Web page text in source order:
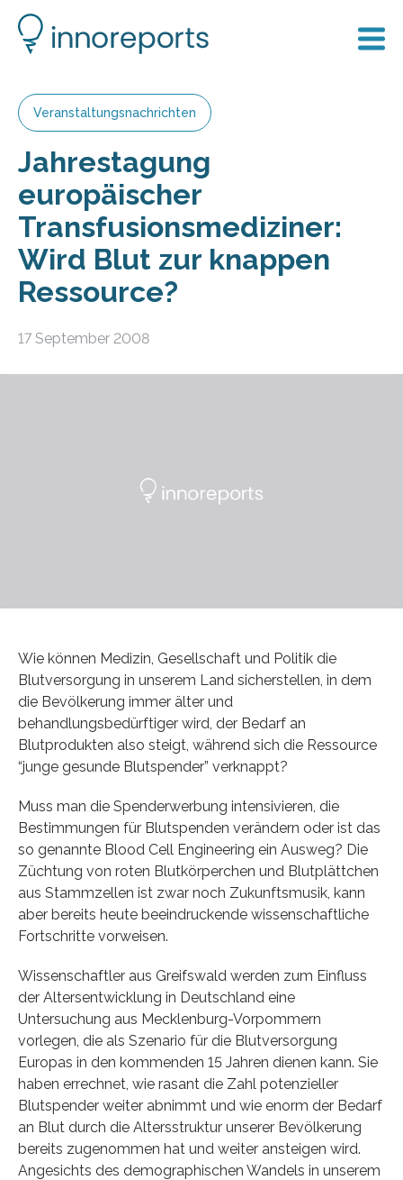
Veranstaltungsnachrichten
Jahrestagung
europäischer
Transfusionsmediziner:
Wird Blut zur knappen
Ressource?
17 September 2008
Wie können Medizin, Gesellschaft und Politik die
Blutversorgung in unserem Land sicherstellen, in dem
die Bevölkerung immer älter und
behandlungsbedürftiger wird, der Bedarf an
Blutprodukten also steigt, während sich die Ressource
“junge gesunde Blutspender” verknappt?
Muss man die Spenderwerbung intensivieren, die
Bestimmungen für Blutspenden verändern oder ist das
so genannte Blood Cell Engineering ein Ausweg? Die
Züchtung von roten Blutkörperchen und Blutplättchen
aus Stammzellen ist zwar noch Zukunftsmusik, kann
aber bereits heute beeindruckende wissenschaftliche
Fortschritte vorweisen.
Wissenschaftler aus Greifswald werden zum Einfluss
der Altersentwicklung in Deutschland eine
Untersuchung aus Mecklenburg-Vorpommern
vorlegen, die als Szenario für die Blutversorgung
Europas in den kommenden 15 Jahren dienen kann. Sie
haben errechnet, wie rasant die Zahl potenzieller
Blutspender weiter abnimmt und wie enorm der Bedarf
an Blut durch die Altersstruktur unserer Bevölkerung
bereits zugenommen hat und weiter ansteigen wird.
Angesichts des demographischen Wandels in unserem